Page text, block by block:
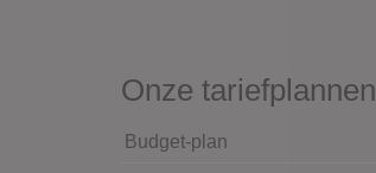
Onze tariefplannen
Budget-plan